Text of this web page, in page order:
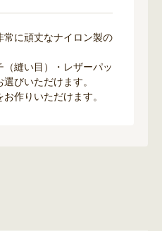
常に頑丈なナイロン製の
縫い目）・レザーパッ
びいただけます。
作りいただけます。